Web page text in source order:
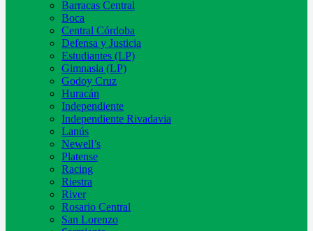
Barracas Central
Boca
Central Córdoba
Defensa y Justicia
Estudiantes (LP)
Gimnasia (LP)
Godoy Cruz
Huracán
Independiente
Independiente Rivadavia
Lanús
Newell’s
Platense
Racing
Riestra
River
Rosario Central
San Lorenzo